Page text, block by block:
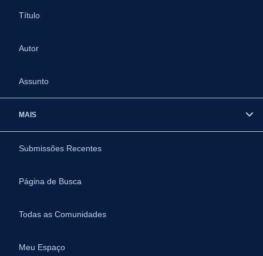
Título
Autor
Assunto
MAIS
Submissões Recentes
Página de Busca
Todas as Comunidades
Meu Espaço